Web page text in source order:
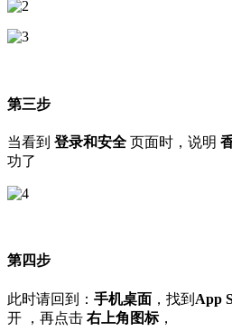
第三步
当看到 登录和安全 页面时，说明
功了
第四步
此时请回到： 手机桌面 ，找到 App
开 ，再点击 右上角图标，